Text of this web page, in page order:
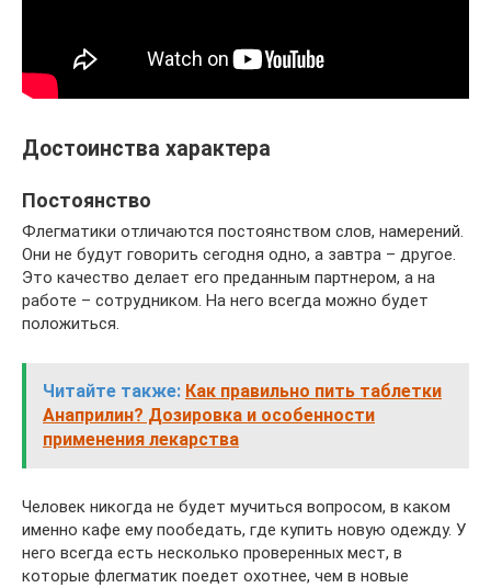
Достоинства характера
Постоянство
Флегматики отличаются постоянством слов, намерений.
Они не будут говорить сегодня одно, а завтра – другое.
Это качество делает его преданным партнером, а на
работе – сотрудником. На него всегда можно будет
положиться.
Читайте также: Как правильно пить таблетки
Анаприлин? Дозировка и особенности
применения лекарства
Человек никогда не будет мучиться вопросом, в каком
именно кафе ему пообедать, где купить новую одежду. У
него всегда есть несколько проверенных мест, в
которые флегматик поедет охотнее, чем в новые